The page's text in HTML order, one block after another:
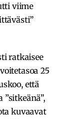
viime
ratkaisee
25
että
kuvaavat